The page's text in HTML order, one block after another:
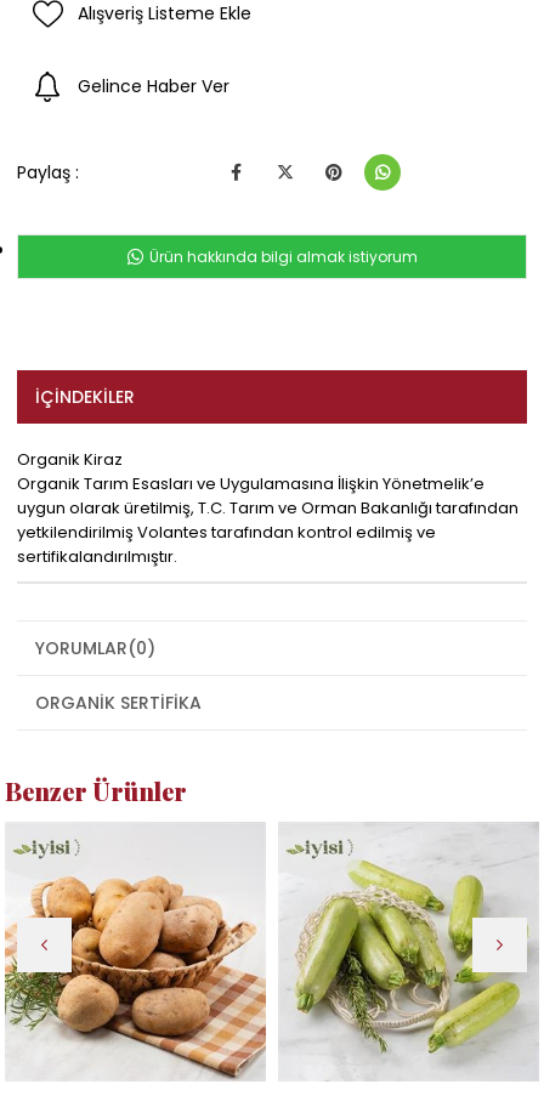
Alışveriş Listeme Ekle
Gelince Haber Ver
Paylaş :
Ürün hakkında bilgi almak istiyorum
İÇINDEKILER
Organik Kiraz
Organik Tarım Esasları ve Uygulamasına İlişkin Yönetmelik’e
uygun olarak üretilmiş, T.C. Tarım ve Orman Bakanlığı tarafından
yetkilendirilmiş Volantes tarafından kontrol edilmiş ve
sertifikalandırılmıştır.
YORUMLAR(0)
ORGANIK SERTIFIKA
Benzer Ürünler